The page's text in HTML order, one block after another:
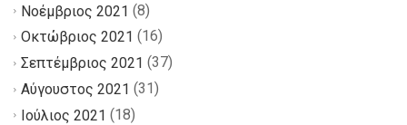
Νοέμβριος 2021 (8)
Οκτώβριος 2021 (16)
Σεπτέμβριος 2021 (37)
Αύγουστος 2021 (31)
Ιούλιος 2021 (18)